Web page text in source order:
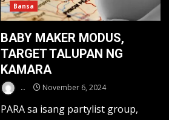
Bansa
BABY MAKER MODUS,
TARGET TALUPAN NG
KAMARA
.. November 6, 2024
PARA sa isang partylist group,